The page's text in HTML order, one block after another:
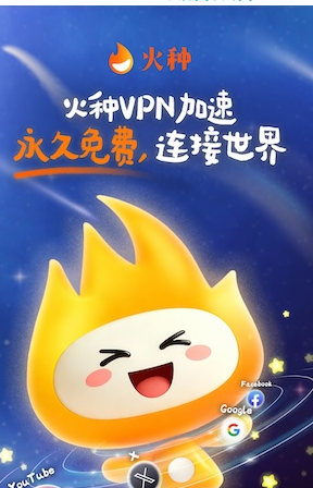
支持[0] 反对
支持
反对 [0]
支持[0] 反对[0]